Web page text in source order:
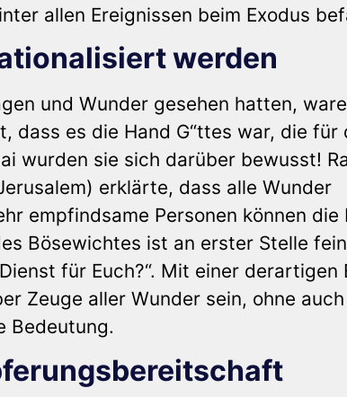
allen Ereignissen beim Exodus
werden
und Wunder gesehen hatten,
dass es die Hand G“ttes war, die für
wurden sie sich darüber bewusst!
erklärte, dass alle Wunder
empfindsame Personen können die
Bösewichtes ist an erster Stelle
für Euch?“. Mit einer derartigen
Zeuge aller Wunder sein, ohne
Bedeutung.